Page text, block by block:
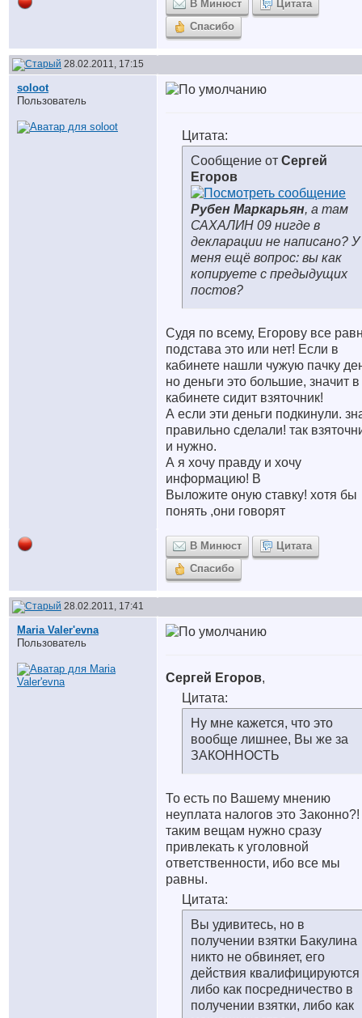
В Минюст
Цитата
Спасибо
28.02.2011, 17:15
soloot
Пользователь
Цитата:
Сообщение от Сергей
Егоров
Рубен Маркарьян, а там
САХАЛИН 09 нигде в
декларации не написано? У
меня ещё вопрос: вы как
копируете с предыдущих
постов?
Судя по всему, Егорову все
подстава это или нет! Если в
кабинете нашли чужую пачку
но деньги это большие, значит в
кабинете сидит взяточник!
А если эти деньги подкинули.
правильно сделали! так
и нужно.
А я хочу правду и хочу
информацию! В
Выложите оную ставку! хотя бы
понять ,они говорят
В Минюст
Цитата
Спасибо
28.02.2011, 17:41
Maria Valer'evna
Пользователь
Сергей Егоров,
Цитата:
Ну мне кажется, что это
вообще лишнее, Вы же за
ЗАКОННОСТЬ
То есть по Вашему мнению
неуплата налогов это
таким вещам нужно сразу
привлекать к уголовной
ответственности, ибо все мы
равны.
Цитата:
Вы удивитесь, но в
получении взятки Бакулина
никто не обвиняет, его
действия квалифицируются
либо как посредничество в
получении взятки, либо как